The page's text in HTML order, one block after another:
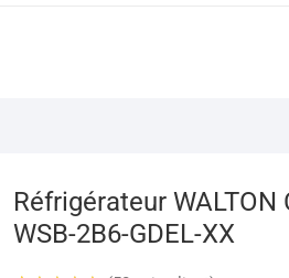
Réfrigérateur
WSB-2B6-GDEL-XX